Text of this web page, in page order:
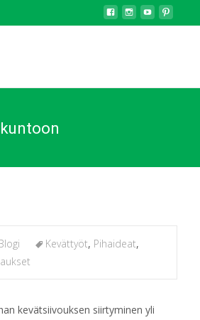
Kevättyöt, Pihaideat,
kevätsiivouksen siirtyminen yli